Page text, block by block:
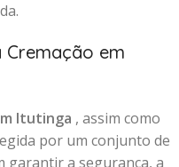
Cremação em
Itutinga , assim como
por um conjunto de
garantir a segurança, a